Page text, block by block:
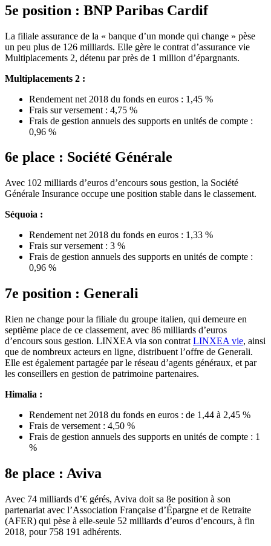
5e position : BNP Paribas Cardif
La filiale assurance de la « banque d’un monde qui change » pèse
un peu plus de 126 milliards. Elle gère le contrat d’assurance vie
Multiplacements 2, détenu par près de 1 million d’épargnants.
Multiplacements 2 :
Rendement net 2018 du fonds en euros : 1,45 %
Frais sur versement : 4,75 %
Frais de gestion annuels des supports en unités de compte :
0,96 %
6e place : Société Générale
Avec 102 milliards d’euros d’encours sous gestion, la Société
Générale Insurance occupe une position stable dans le classement.
Séquoia :
Rendement net 2018 du fonds en euros : 1,33 %
Frais sur versement : 3 %
Frais de gestion annuels des supports en unités de compte :
0,96 %
7e position : Generali
Rien ne change pour la filiale du groupe italien, qui demeure en
septième place de ce classement, avec 86 milliards d’euros
d’encours sous gestion. LINXEA via son contrat LINXEA vie, ainsi
que de nombreux acteurs en ligne, distribuent l’offre de Generali.
Elle est également partagée par le réseau d’agents généraux, et par
les conseillers en gestion de patrimoine partenaires.
Himalia :
Rendement net 2018 du fonds en euros : de 1,44 à 2,45 %
Frais de versement : 4,50 %
Frais de gestion annuels des supports en unités de compte : 1
%
8e place : Aviva
Avec 74 milliards d’€ gérés, Aviva doit sa 8e position à son
partenariat avec l’Association Française d’Épargne et de Retraite
(AFER) qui pèse à elle-seule 52 milliards d’euros d’encours, à fin
2018, pour 758 191 adhérents.